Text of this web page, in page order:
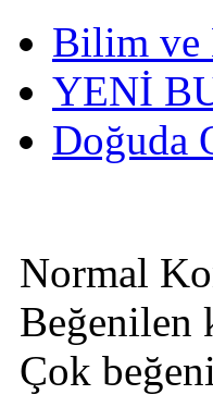
Bilim ve
YENİ
Doğuda
Normal
Beğenilen
Çok